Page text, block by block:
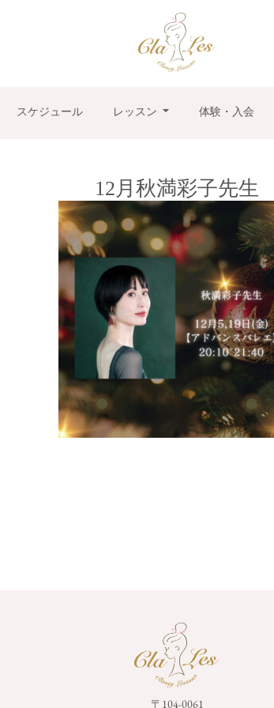
スケジュール レッスン 体験・入会
12月秋満彩子先生
〒104-0061